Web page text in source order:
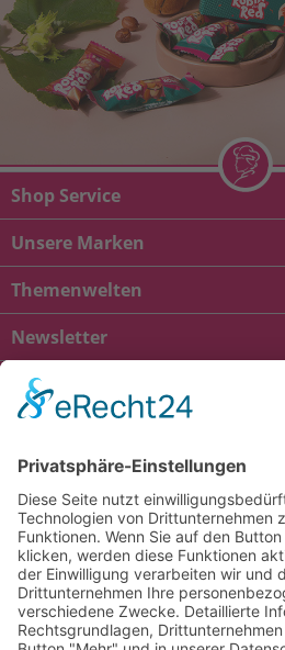
Shop Service
Unsere Marken
Themenwelten
Newsletter
* Alle Preise inkl. gesetzl. Mehrwertsteuer
Nachnahmegebühren, wenn
viba.de
4.90von5.00bei1685
Kontakt Versandkosten und
FAQ – Häufig gestellte Fragen
Allgemeine Geschäftsbedingungen
Barrierefreiheit
Cookie-